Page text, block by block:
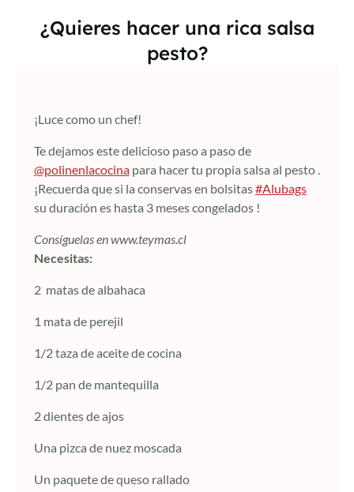
¿Quieres hacer una rica salsa
pesto?
¡Luce como un chef!
Te dejamos este delicioso paso a paso de
@polinenlacocinapara hacer tu propia salsa al pesto .
¡Recuerda que si la conservas en bolsitas#Alubags
su duración es hasta 3 meses congelados ️!
Consíguelas en www.teymas.cl
Necesitas:
2 matas de albahaca
1 mata de perejil
1/2 taza de aceite de cocina
1/2 pan de mantequilla
2 dientes de ajos
Una pizca de nuez moscada
Un paquete de queso rallado